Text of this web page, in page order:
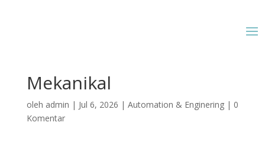
Mekanikal
oleh admin | Jul 6, 2026 | Automation & Enginering| 0
Komentar